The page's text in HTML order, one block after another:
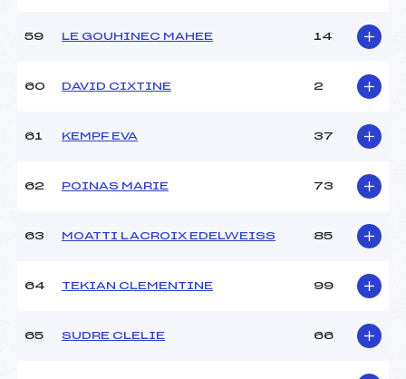
59 LE GOUHINEC MAHEE 14
60 DAVID CIXTINE 2
61 KEMPF EVA 37
62 POINAS MARIE 73
63 MOATTI LACROIX EDELWEISS 85
64 TEKIAN CLEMENTINE 99
65 SUDRE CLELIE 66